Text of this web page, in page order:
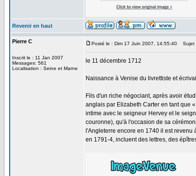
Revenir en haut
Pierre C
Inscrit le : 11 Jan 2007
Messages: 561
Localisation : Seine et Marne
Posté le : Dim 17 Juin 2007, 14:55:40 Sujet
le 11 décembre 1712
Naissance à Venise du livrettiste et
Fils d'un riche négociant, après avoir
anglais par Elizabeth Carter en tant que
intime avec le seigneur Hervey et le
couronne), qu'à l'occasion de sa
l'Angleterre encore en 1740 il est
en 1791-4, incluent des lettres, des